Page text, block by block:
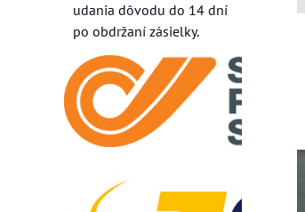
udania dôvodu do 14 dní
po obdržaní zásielky.